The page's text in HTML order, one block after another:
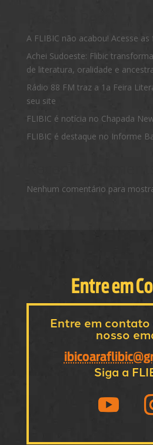
A FLIBIC não acabou! Acesse
Achei Sudoeste: Flibic
de literatura, oralidade e
Rádio 88 FM traz a 1a Feira
seu site
FLIBIC é notícia no Chapada
FLIBIC é destaque no Informe
Nenhum comentário para
Entre em
Entre em contato
nosso
Siga a